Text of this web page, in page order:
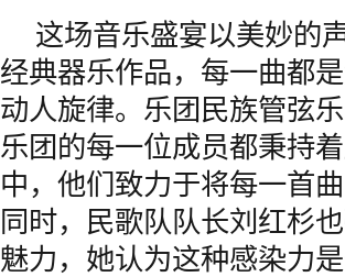
这场音乐盛宴以美妙的
经典器乐作品，每一曲都
动人旋律。乐团民族管弦
乐团的每一位成员都秉持
中，他们致力于将每一首
同时，民歌队队长刘红杉
魅力，她认为这种感染力